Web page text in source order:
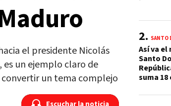
el presidente Nicolás
un ejemplo claro de
un tema complejo
SANTO
Así va
Santo
suma 18